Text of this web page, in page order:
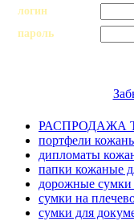
логин
пароль
РАСПРОДАЖА
портфели
дипломаты
папки кожаные
дорожные
сумки на
сумки для